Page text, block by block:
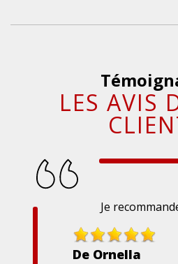
LES AVIS
Je
De Ornella